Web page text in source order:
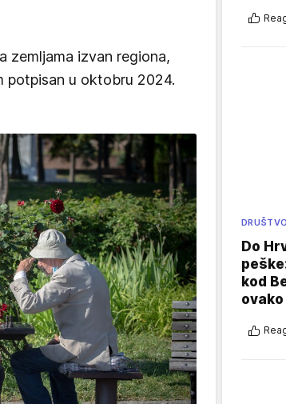
zemljama izvan regiona,
potpisan u oktobru 2024.
DRUŠTVO
Do
kod